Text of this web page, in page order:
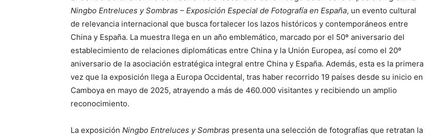
Ningbo Entreluces y Sombras – Exposición Especial de Fotografía en España, un evento cultural
de relevancia internacional que busca fortalecer los lazos históricos y contemporáneos entre
China y España. La muestra llega en un año emblemático, marcado por el 50º aniversario del
establecimiento de relaciones diplomáticas entre China y la Unión Europea, así como el 20º
aniversario de la asociación estratégica integral entre China y España. Además, esta es la primera
vez que la exposición llega a Europa Occidental, tras haber recorrido 19 países desde su inicio en
Camboya en mayo de 2025, atrayendo a más de 460.000 visitantes y recibiendo un amplio
reconocimiento.
La exposición Ningbo Entreluces y Sombras presenta una selección de fotografías que retratan la